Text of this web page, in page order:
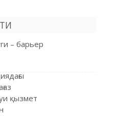
– барьер
қызмет